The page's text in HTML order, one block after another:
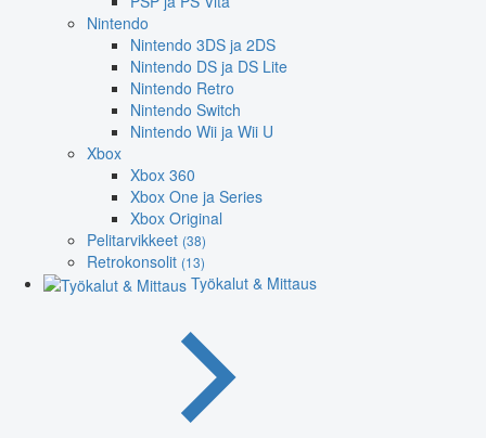
Nintendo
Nintendo 3DS ja 2DS
Nintendo DS ja DS Lite
Nintendo Retro
Nintendo Switch
Nintendo Wii ja Wii U
Xbox
Xbox 360
Xbox One ja Series
Xbox Original
Pelitarvikkeet (38)
Retrokonsolit (13)
Työkalut & Mittaus